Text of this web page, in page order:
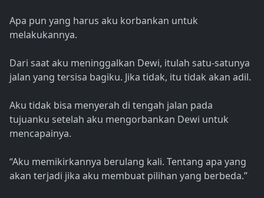
Apa pun yang harus aku korbankan untuk
melakukannya.
Dari saat aku meninggalkan Dewi, itulah satu-satunya
jalan yang tersisa bagiku. Jika tidak, itu tidak akan adil.
Aku tidak bisa menyerah di tengah jalan pada
tujuanku setelah aku mengorbankan Dewi untuk
mencapainya.
“Aku memikirkannya berulang kali. Tentang apa yang
akan terjadi jika aku membuat pilihan yang berbeda.”